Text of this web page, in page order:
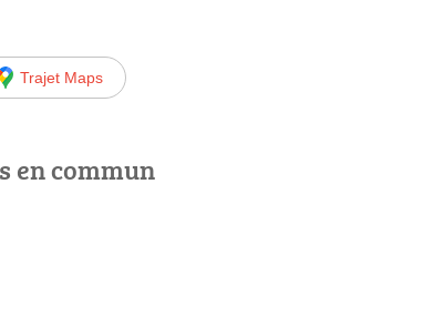
Trajet Maps
en commun